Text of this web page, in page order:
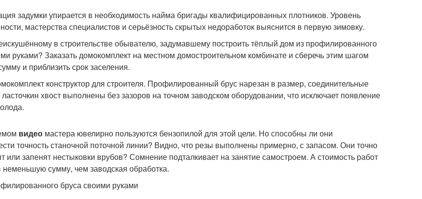
задумки упирается в необходимость найма бригады квалифицированных плотников. Уровень
мастерства специалистов и серьёзность скрытых недоработок выяснится в первую зимовку.
в строительстве обывателю, задумавшему построить тёплый дом из профилированного
руками? Заказать домокомплект на местном домостроительном комбинате и сберечь этим шагом
и приблизить срок заселения.
конструктор для строителя. Профилированный брус нарезан в размер, соединительные
хвост выполнены без зазоров на точном заводском оборудовании, что исключает появление
видео мастера ювелирно пользуются бензопилой для этой цели. Но способны ли они
точность станочной поточной линии? Видно, что резы выполнены примерно, с запасом. Они точно
или запенят нестыковки врубов? Сомнение подталкивает на занятие самостроем. А стоимость работ
неменьшую сумму, чем заводская обработка.
бруса своими руками